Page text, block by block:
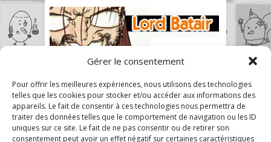
Gérer le consentement
Pour offrir les meilleures expériences, nous utilisons des technologies
telles que les cookies pour stocker et/ou accéder aux informations des
appareils. Le fait de consentir à ces technologies nous permettra de
traiter des données telles que le comportement de navigation ou les ID
uniques sur ce site. Le fait de ne pas consentir ou de retirer son
consentement peut avoir un effet négatif sur certaines caractéristiques